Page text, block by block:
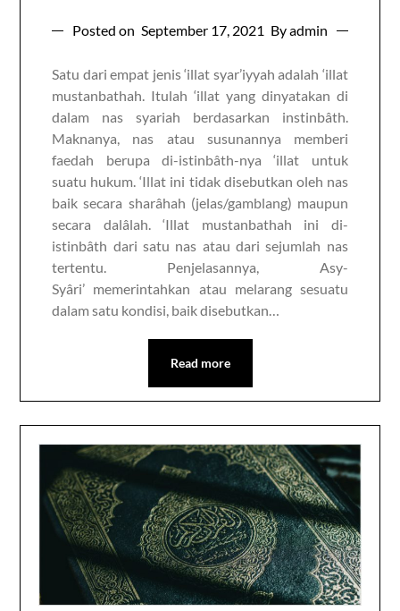
Posted on September 17, 2021 By admin
Satu dari empat jenis ‘illat syar’iyyah adalah ‘illat
mustanbathah. Itulah ‘illat yang dinyatakan di
dalam nas syariah berdasarkan instinbâth.
Maknanya, nas atau susunannya memberi
faedah berupa di-istinbâth-nya ‘illat untuk
suatu hukum. ‘Illat ini tidak disebutkan oleh nas
baik secara sharâhah (jelas/gamblang) maupun
secara dalâlah. ‘Illat mustanbathah ini di-
istinbâth dari satu nas atau dari sejumlah nas
tertentu. Penjelasannya, Asy-
Syâri’ memerintahkan atau melarang sesuatu
dalam satu kondisi, baik disebutkan…
Read more